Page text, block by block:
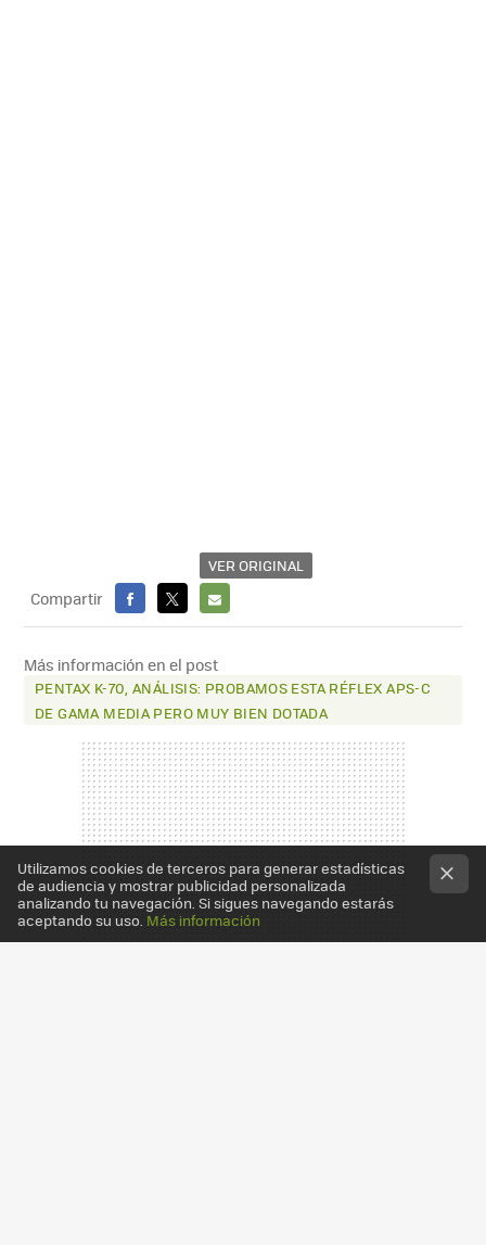
VER ORIGINAL
Compartir
FACEBOOK
X
E-
MAIL
Más información en el post
PENTAX K-70, ANÁLISIS: PROBAMOS ESTA RÉFLEX APS-C
DE GAMA MEDIA PERO MUY BIEN DOTADA
Utilizamos cookies de terceros para generar estadísticas
de audiencia y mostrar publicidad personalizada
analizando tu navegación. Si sigues navegando estarás
aceptando su uso. Más información